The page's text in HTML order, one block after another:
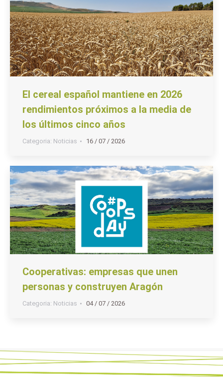
El cereal español mantiene en 2026
rendimientos próximos a la media de
los últimos cinco años
Categoria: Noticias 16 / 07 / 2026
Cooperativas: empresas que unen
personas y construyen Aragón
Categoria: Noticias 04 / 07 / 2026